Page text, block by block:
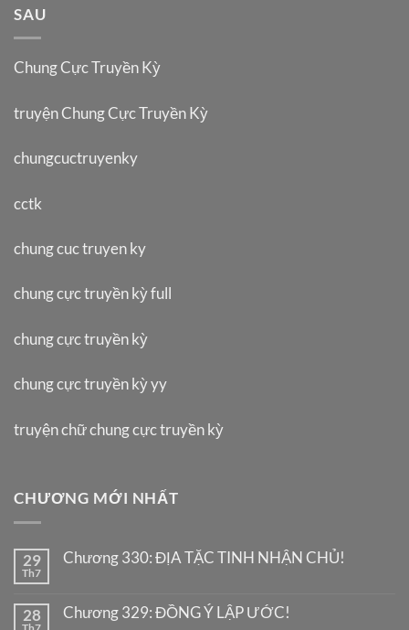
SAU
Chung Cực Truyền Kỳ
truyện Chung Cực Truyền Kỳ
chungcuctruyenky
cctk
chung cuc truyen ky
chung cực truyền kỳ full
chung cực truyền kỳ
chung cực truyền kỳ yy
truyện chữ chung cực truyền kỳ
CHƯƠNG MỚI NHẤT
29
Th7
Chương 330: ĐỊA TẶC TINH NHẬN CHỦ!
28 Chương 329: ĐỒNG Ý LẬP ƯỚC!